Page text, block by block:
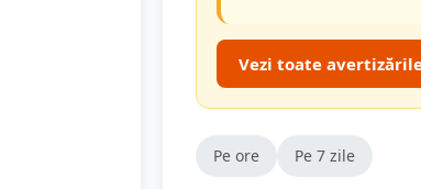
Vezi toate
Pe ore Pe 7 zile